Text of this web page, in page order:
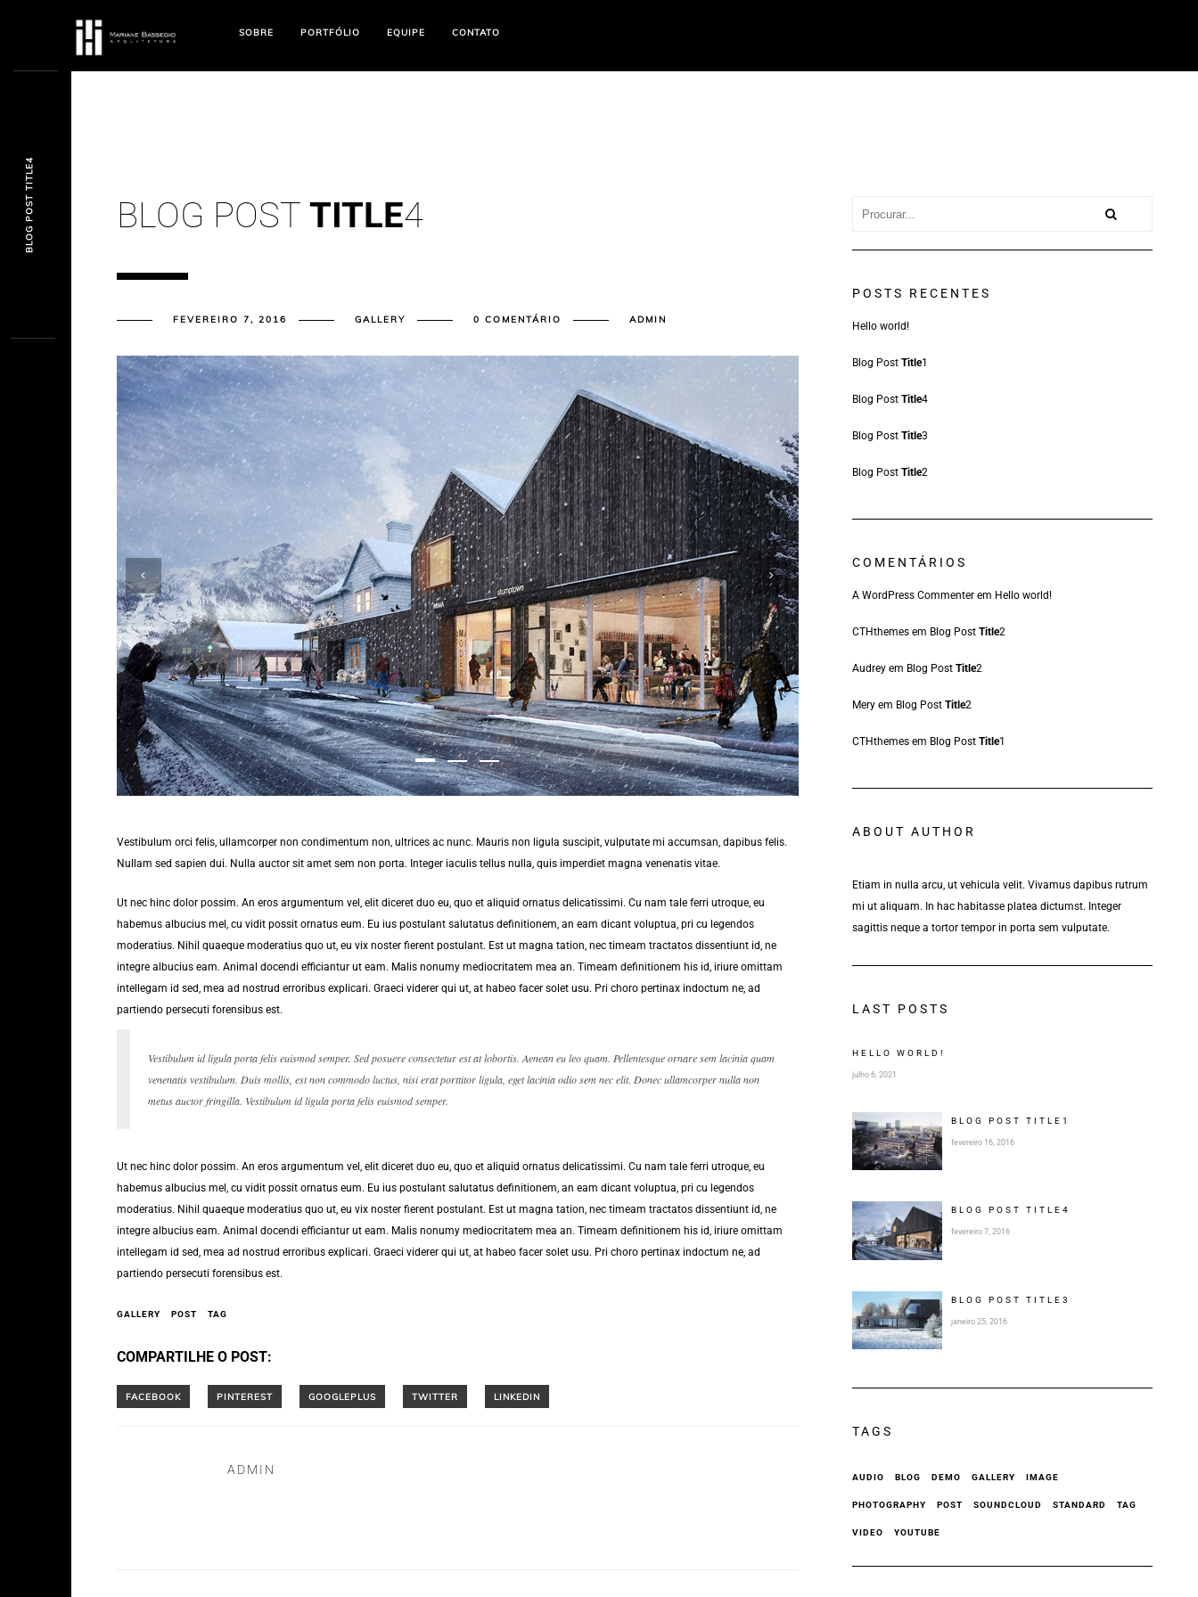
SOBRE PORTFÓLIO EQUIPE CONTATO
BLOG POST TITLE4
FEVEREIRO 7, 2016 GALLERY 0 COMENTÁRIO ADMIN
Vestibulum orci felis, ullamcorper non condimentum non, ultrices ac nunc. Mauris non ligula suscipit, vulputate mi accumsan, dapibus felis.
Nullam sed sapien dui. Nulla auctor sit amet sem non porta. Integer iaculis tellus nulla, quis imperdiet magna venenatis vitae.
Ut nec hinc dolor possim. An eros argumentum vel, elit diceret duo eu, quo et aliquid ornatus delicatissimi. Cu nam tale ferri utroque, eu
habemus albucius mel, cu vidit possit ornatus eum. Eu ius postulant salutatus definitionem, an eam dicant voluptua, pri cu legendos
moderatius. Nihil quaeque moderatius quo ut, eu vix noster fierent postulant. Est ut magna tation, nec timeam tractatos dissentiunt id, ne
integre albucius eam. Animal docendi efficiantur ut eam. Malis nonumy mediocritatem mea an. Timeam definitionem his id, iriure omittam
intellegam id sed, mea ad nostrud erroribus explicari. Graeci viderer qui ut, at habeo facer solet usu. Pri choro pertinax indoctum ne, ad
partiendo persecuti forensibus est.
Vestibulum id ligula porta felis euismod semper. Sed posuere consectetur est at lobortis. Aenean eu leo quam. Pellentesque ornare sem lacinia quam
venenatis vestibulum. Duis mollis, est non commodo luctus, nisi erat porttitor ligula, eget lacinia odio sem nec elit. Donec ullamcorper nulla non
metus auctor fringilla. Vestibulum id ligula porta felis euismod semper.
Ut nec hinc dolor possim. An eros argumentum vel, elit diceret duo eu, quo et aliquid ornatus delicatissimi. Cu nam tale ferri utroque, eu
habemus albucius mel, cu vidit possit ornatus eum. Eu ius postulant salutatus definitionem, an eam dicant voluptua, pri cu legendos
moderatius. Nihil quaeque moderatius quo ut, eu vix noster fierent postulant. Est ut magna tation, nec timeam tractatos dissentiunt id, ne
integre albucius eam. Animal docendi efficiantur ut eam. Malis nonumy mediocritatem mea an. Timeam definitionem his id, iriure omittam
intellegam id sed, mea ad nostrud erroribus explicari. Graeci viderer qui ut, at habeo facer solet usu. Pri choro pertinax indoctum ne, ad
partiendo persecuti forensibus est.
GALLERY POST TAG
COMPARTILHE O POST:
ADMIN
POSTS RECENTES
Hello world!
Blog Post Title1
Blog Post Title4
Blog Post Title3
Blog Post Title2
COMENTÁRIOS
A WordPress Commenterem Hello world!
CTHthemesem Blog Post Title2
Audreyem Blog Post Title2
Meryem Blog Post Title2
CTHthemesem Blog Post Title1
ABOUT AUTHOR
Etiam in nulla arcu, ut vehicula velit. Vivamus dapibus rutrum
mi ut aliquam. In hac habitasse platea dictumst. Integer
sagittis neque a tortor tempor in porta sem vulputate.
LAST POSTS
HELLO WORLD!
julho 6, 2021
BLOG POSTTITLE1
fevereiro 16, 2016
BLOG POSTTITLE4
fevereiro 7, 2016
BLOG POSTTITLE3
janeiro 25, 2016
TAGS
AUDIO BLOG DEMO GALLERY IMAGE
PHOTOGRAPHY POST SOUNDCLOUD STANDARD TAG
VIDEO YOUTUBE
BLOG POST TITLE4